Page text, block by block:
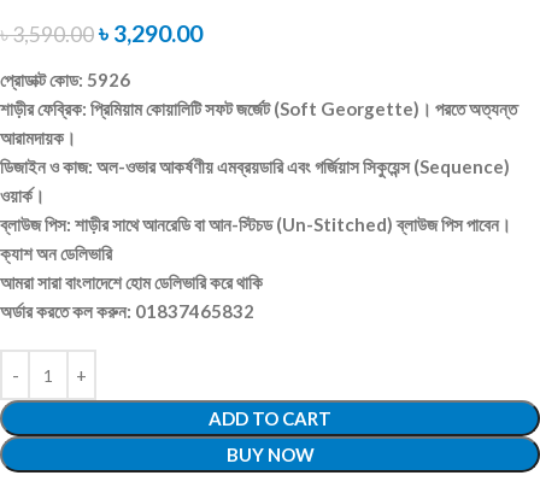
৳3,590.00৳ 3,290.00
প্রোডাক্ট কোড: 5926
শাড়ীর ফেব্রিক: প্রিমিয়াম কোয়ালিটি সফট জর্জেট (Soft Georgette)। পরতে অত্যন্ত
আরামদায়ক।
ডিজাইন ও কাজ: অল-ওভার আকর্ষণীয় এমব্রয়ডারি এবং গর্জিয়াস সিকুয়েন্স (Sequence)
ওয়ার্ক।
ব্লাউজ পিস: শাড়ীর সাথে আনরেডি বা আন-স্টিচড (Un-Stitched) ব্লাউজ পিস পাবেন।
ক্যাশ অন ডেলিভারি
আমরা সারা বাংলাদেশে হোম ডেলিভারি করে থাকি
অর্ডার করতে কল করুন: 01837465832
ADD TO CART
BUY NOW